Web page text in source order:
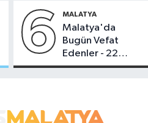
6 MALATYA
Malatya'da
Bugün Vefat
Edenler - 22
Temmuz 2026